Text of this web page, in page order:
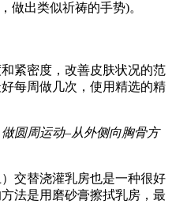
做出类似祈祷的手势)。
紧密度，改善皮肤状况的范
好每周做几次，使用精选的精
圆周运动–从外侧向胸骨方
交替浇灌乳房也是一种很好
法是用磨砂膏擦拭乳房，最